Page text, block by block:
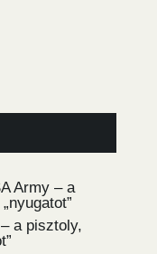
Army – a
a pisztoly,